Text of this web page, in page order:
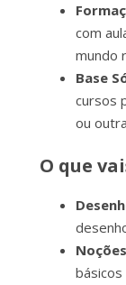
com
mundo
Base
cursos
ou
O que
básicos